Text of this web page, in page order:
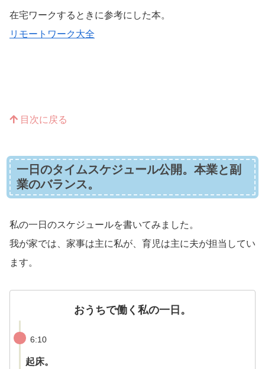
在宅ワークするときに参考にした本。
リモートワーク大全
目次に戻る
一日のタイムスケジュール公開。本業と副
業のバランス。
私の一日のスケジュールを書いてみました。
我が家では、家事は主に私が、育児は主に夫が担当してい
ます。
おうちで働く私の一日。
6:10
起床。